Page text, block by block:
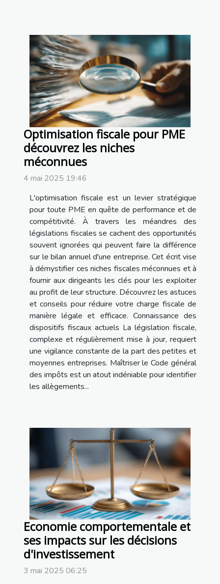
Optimisation fiscale pour PME
découvrez les niches
méconnues
4 mai 2025 19:46
L'optimisation fiscale est un levier stratégique
pour toute PME en quête de performance et de
compétitivité. À travers les méandres des
législations fiscales se cachent des opportunités
souvent ignorées qui peuvent faire la différence
sur le bilan annuel d'une entreprise. Cet écrit vise
à démystifier ces niches fiscales méconnues et à
fournir aux dirigeants les clés pour les exploiter
au profit de leur structure. Découvrez les astuces
et conseils pour réduire votre charge fiscale de
manière légale et efficace. Connaissance des
dispositifs fiscaux actuels La législation fiscale,
complexe et régulièrement mise à jour, requiert
une vigilance constante de la part des petites et
moyennes entreprises. Maîtriser le Code général
des impôts est un atout indéniable pour identifier
les allègements...
Economie comportementale et
ses impacts sur les décisions
d'investissement
3 mai 2025 06:25